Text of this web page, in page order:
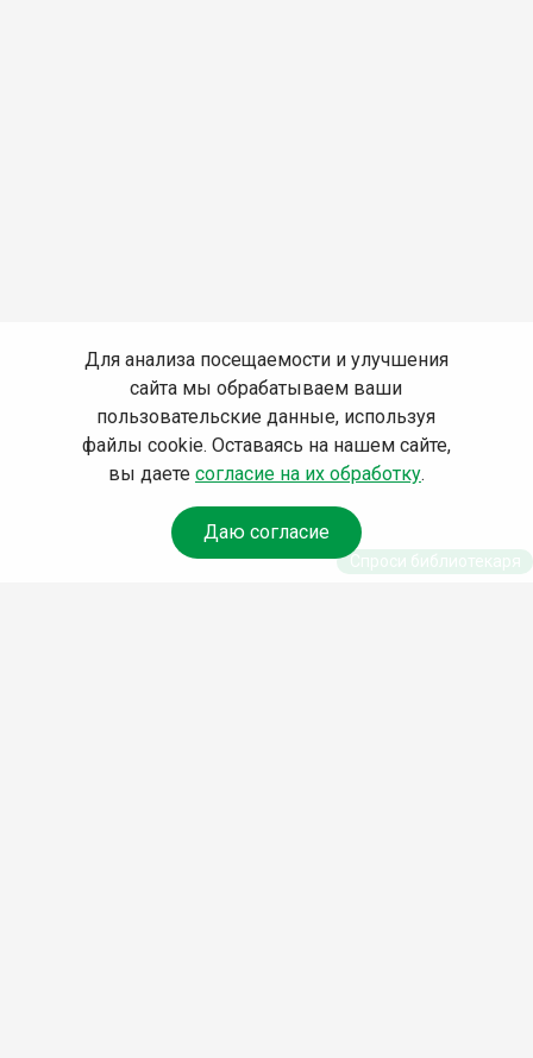
Для анализа посещаемости и улучшения
сайта мы обрабатываем ваши
пользовательские данные, используя
файлы cookie. Оставаясь на нашем сайте,
вы даете согласие на их обработку.
Даю согласие
Спроси библиотекаря